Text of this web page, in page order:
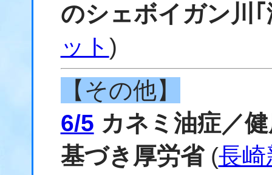
のシェボイガン川
ット )
【その他】
6/5 カネミ油症／
基づき厚労省(長崎